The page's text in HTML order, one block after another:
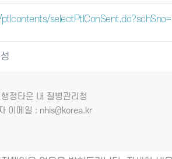
정타운 내 질병관리청
메일 : nhis@korea.kr